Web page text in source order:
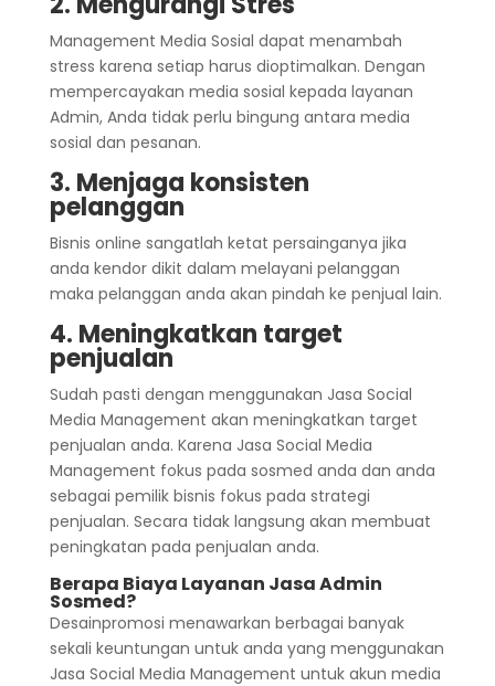
Management Media Sosial dapat menambah
stress karena setiap harus dioptimalkan. Dengan
mempercayakan media sosial kepada layanan
Admin, Anda tidak perlu bingung antara media
sosial dan pesanan.
3. Menjaga konsisten
pelanggan
Bisnis online sangatlah ketat persainganya jika
anda kendor dikit dalam melayani pelanggan
maka pelanggan anda akan pindah ke penjual lain.
4. Meningkatkan target
penjualan
Sudah pasti dengan menggunakan Jasa Social
Media Management akan meningkatkan target
penjualan anda. Karena Jasa Social Media
Management fokus pada sosmed anda dan anda
sebagai pemilik bisnis fokus pada strategi
penjualan. Secara tidak langsung akan membuat
peningkatan pada penjualan anda.
Berapa Biaya Layanan Jasa Admin
Sosmed?
Desainpromosi menawarkan berbagai banyak
sekali keuntungan untuk anda yang menggunakan
Jasa Social Media Management untuk akun media